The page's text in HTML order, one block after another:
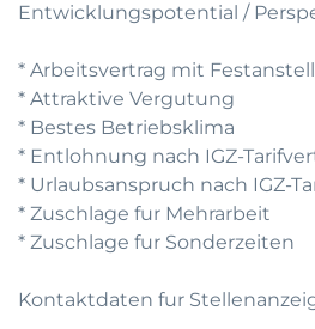
Entwicklungspotential /
* Arbeitsvertrag mit
* Attraktive Vergutung
* Bestes Betriebsklima
* Entlohnung nach IGZ-
* Urlaubsanspruch nach IGZ-
* Zuschlage fur Mehrarbeit
* Zuschlage fur Sonderzeiten
Kontaktdaten fur